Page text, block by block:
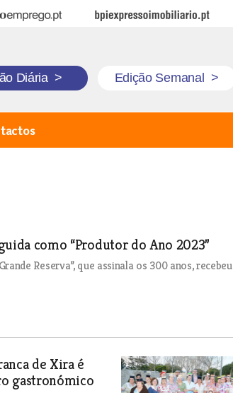
BPI Expresso Imobiliário
Diária > Edição Semanal >
como “Produtor do Ano 2023”
Reserva”, que assinala os 300 anos, recebeu
de Xira é
gastronómico